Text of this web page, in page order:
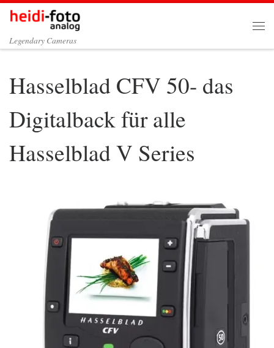
Zum Inhalt springen
Legendary Cameras
Hasselblad CFV 50- das
Digitalback für alle
Hasselblad V Series